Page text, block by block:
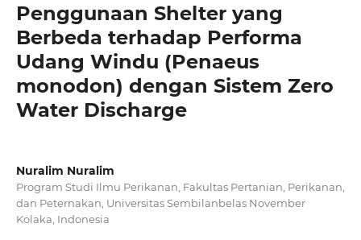
Penggunaan Shelter yang
Berbeda terhadap Performa
Udang Windu (Penaeus
monodon) dengan Sistem Zero
Water Discharge
Nuralim Nuralim
Program Studi Ilmu Perikanan, Fakultas Pertanian, Perikanan,
dan Peternakan, Universitas Sembilanbelas November
Kolaka, Indonesia